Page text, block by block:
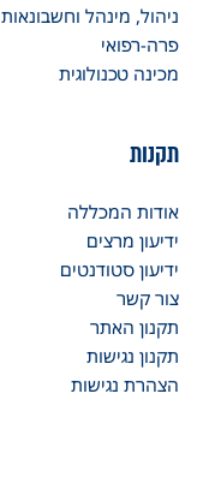
ניהול, מינהל וחשבונאות
פרה-רפואי
מכינה טכנולוגית
תקנות
אודות המכללה
ידיעון מרצים
ידיעון סטודנטים
צור קשר
תקנון האתר
תקנון נגישות
הצהרת נגישות